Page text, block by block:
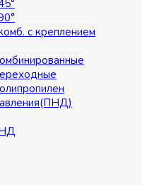
с креплением